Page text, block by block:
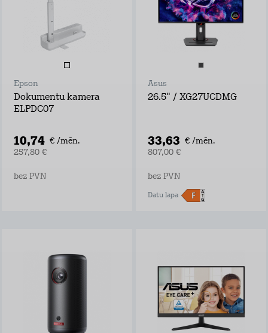
Epson
Dokumentu kamera
ELPDC07
10,74 € /mēn.
257,80 €
bez PVN
Asus
26.5" / XG27UCDMG
33,63 € /mēn.
807,00 €
bez PVN
Datu lapa